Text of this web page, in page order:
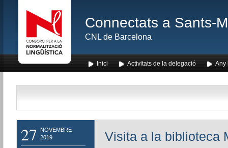
Connectats a Sants-
CNL de Barcelona
Inici Activitats de la delegació Any
27
NOVEMBRE
2019
Visita a la biblioteca